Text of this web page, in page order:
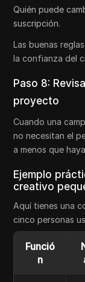
Quién puede
suscripción.
Las buenas
la confianza del
Paso 8:
proyecto
Cuando una
no necesitan el
a menos que
Ejemplo
creativo
Aquí tienes una
cinco personas
Funció
n